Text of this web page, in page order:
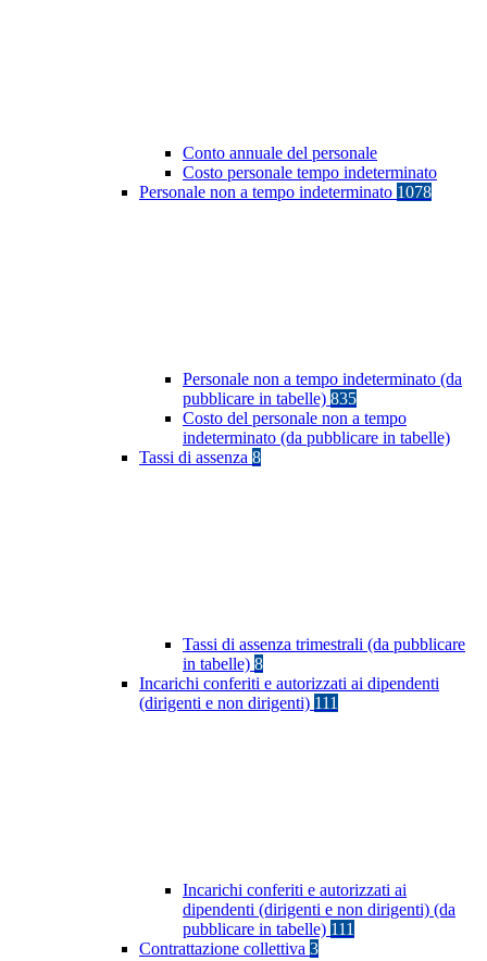
Conto annuale del personale
Costo personale tempo indeterminato
Personale non a tempo indeterminato 1078
Personale non a tempo indeterminato (da
pubblicare in tabelle) 835
Costo del personale non a tempo
indeterminato (da pubblicare in tabelle)
Tassi di assenza 8
Tassi di assenza trimestrali (da pubblicare
in tabelle) 8
Incarichi conferiti e autorizzati ai dipendenti
(dirigenti e non dirigenti) 111
Incarichi conferiti e autorizzati ai
dipendenti (dirigenti e non dirigenti) (da
pubblicare in tabelle) 111
Contrattazione collettiva 3